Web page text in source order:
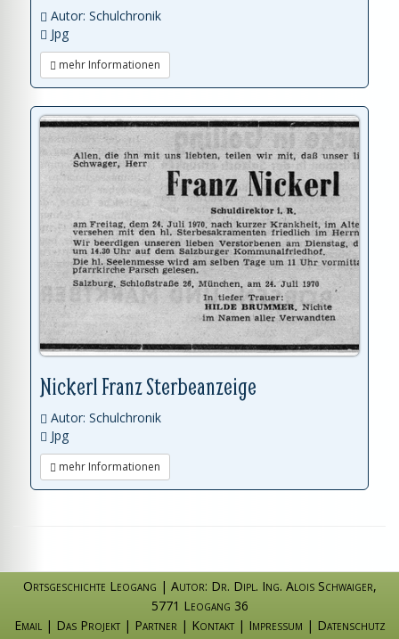
Autor: Schulchronik
Jpg
mehr Informationen
Nickerl Franz Sterbeanzeige
Autor: Schulchronik
Jpg
mehr Informationen
Ortsgeschichte Leogang | Autor: Dr. Dipl. Ing. Alois Schwaiger,
5771 Leogang 36
Email | Das Projekt| Partner | Kontakt| Impressum | Datenschutz